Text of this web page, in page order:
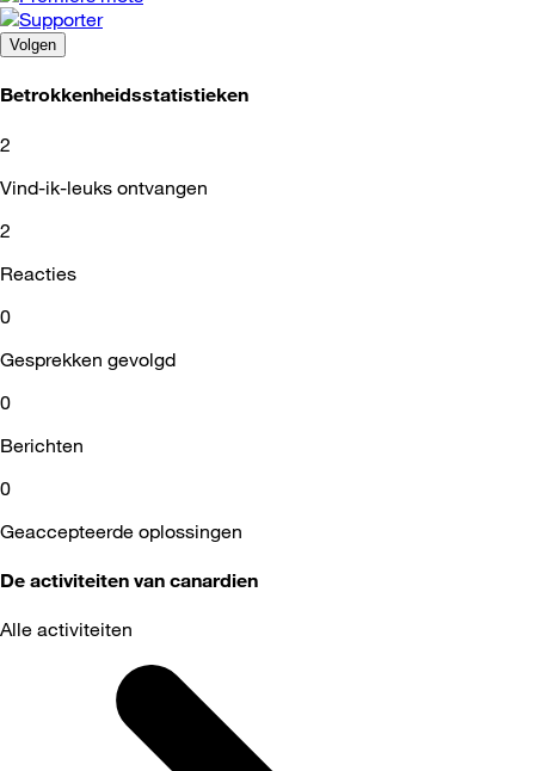
Volgen
Betrokkenheidsstatistieken
2
Vind-ik-leuks ontvangen
2
Reacties
0
Gesprekken gevolgd
0
Berichten
0
Geaccepteerde oplossingen
De activiteiten van canardien
Alle activiteiten